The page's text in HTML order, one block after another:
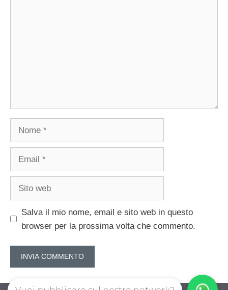
Salva il mio nome, email e sito web in questo
browser per la prossima volta che commento.